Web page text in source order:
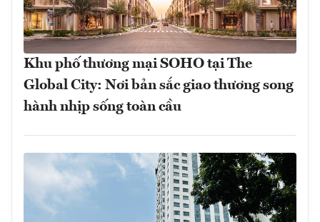
Khu phố thương mại SOHO tại The
Global City: Nơi bản sắc giao thương song
hành nhịp sống toàn cầu